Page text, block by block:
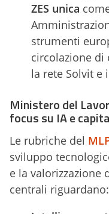
ZES unica
strumenti
circolazione di
la rete Solvit e
Ministero del
focus su IA e
Le rubriche del
sviluppo
e la valorizzazione
centrali riguardano: